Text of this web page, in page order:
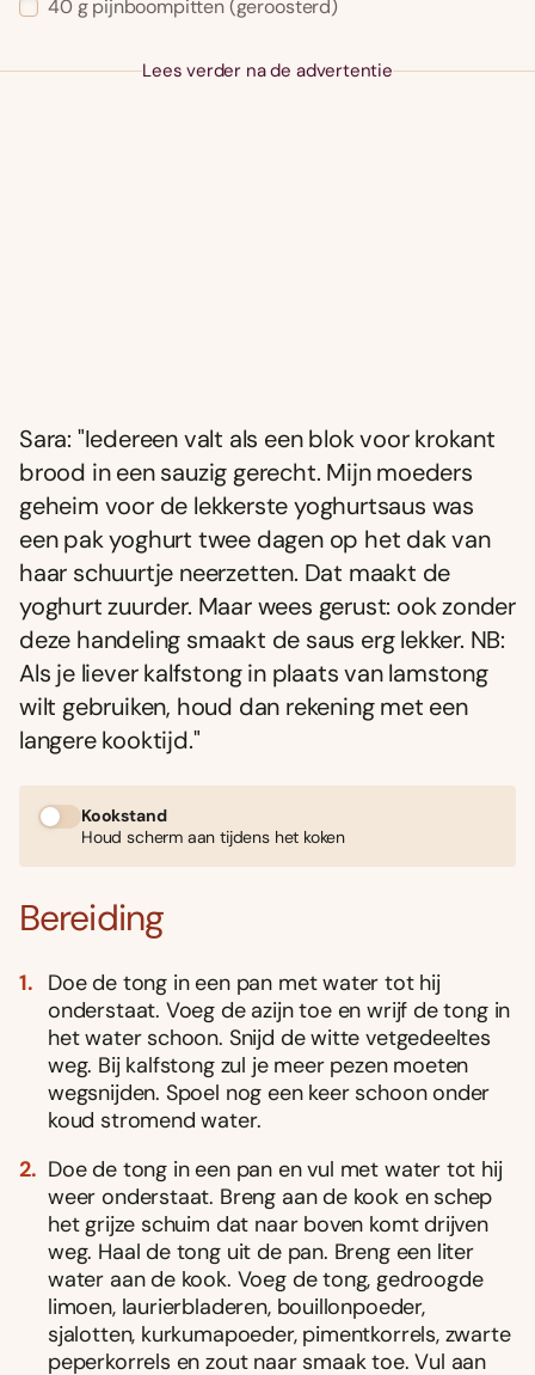
40 g pijnboompitten (geroosterd)
Lees verder na de advertentie
Sara: "Iedereen valt als een blok voor krokant
brood in een sauzig gerecht. Mijn moeders
geheim voor de lekkerste yoghurtsaus was
een pak yoghurt twee dagen op het dak van
haar schuurtje neerzetten. Dat maakt de
yoghurt zuurder. Maar wees gerust: ook zonder
deze handeling smaakt de saus erg lekker. NB:
Als je liever kalfstong in plaats van lamstong
wilt gebruiken, houd dan rekening met een
langere kooktijd."
Kookstand
Houd scherm aan tijdens het koken
Bereiding
Doe de tong in een pan met water tot hij
onderstaat. Voeg de azijn toe en wrijf de tong in
het water schoon. Snijd de witte vetgedeeltes
weg. Bij kalfstong zul je meer pezen moeten
wegsnijden. Spoel nog een keer schoon onder
koud stromend water.
Doe de tong in een pan en vul met water tot hij
weer onderstaat. Breng aan de kook en schep
het grijze schuim dat naar boven komt drijven
weg. Haal de tong uit de pan. Breng een liter
water aan de kook. Voeg de tong, gedroogde
limoen, laurierbladeren, bouillonpoeder,
sjalotten, kurkumapoeder, pimentkorrels, zwarte
peperkorrels en zout naar smaak toe. Vul aan